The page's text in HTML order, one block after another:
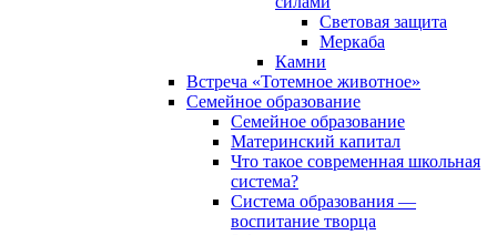
Световая защита
Меркаба
Камни
Встреча «Тотемное животное»
Семейное образование
Семейное образование
Материнский капитал
Что такое современная школьная
система?
Система образования —
воспитание творца